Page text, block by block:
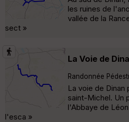
les ruines de
vallée de la
sect »
La Voie de
Randonnée
La voie de
saint-Michel. Un
l'Abbaye de
l'esca »